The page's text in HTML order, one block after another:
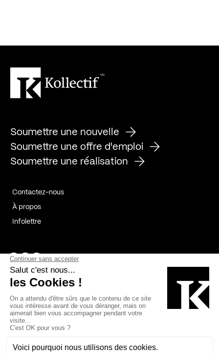
Soumettre une nouvelle
Soumettre une offre d'emploi
Soumettre une réalisation
Contactez-nous
À propos
Infolettre
Page Facebook de Kollectif
Page Instagram de Kollectif
Page Linkedin de Kollectif
Bâtiment-Durable-Québec-1
Esquisses-1IRAC-1
MP-1 v2com-1